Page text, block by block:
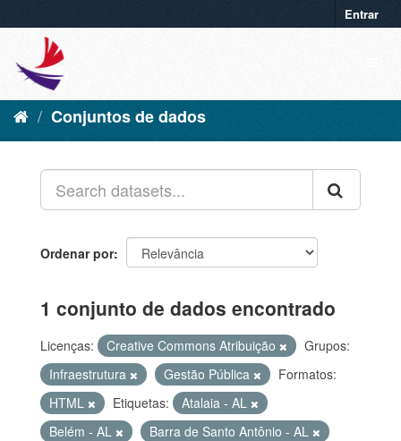
Entrar
Conjuntos de dados
Ordenar por
1 conjunto de dados encontrado
Licenças: Creative Commons Atribuição
Grupos:
Infraestrutura
Gestão Pública
Formatos:
HTML
Etiquetas:
Atalaia - AL
Belém - AL
Barra de Santo Antônio - AL